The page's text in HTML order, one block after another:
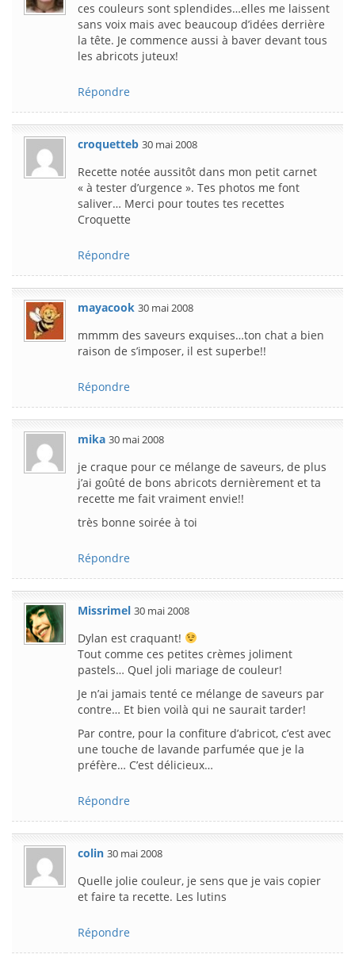
ces couleurs sont splendides…elles me laissent
sans voix mais avec beaucoup d’idées derrière
la tête. Je commence aussi à baver devant tous
les abricots juteux!
Répondre
croquetteb 30 mai 2008
Recette notée aussitôt dans mon petit carnet
« à tester d’urgence ». Tes photos me font
saliver… Merci pour toutes tes recettes
Croquette
Répondre
mayacook 30 mai 2008
mmmm des saveurs exquises…ton chat a bien
raison de s’imposer, il est superbe!!
Répondre
mika 30 mai 2008
je craque pour ce mélange de saveurs, de plus
j’ai goûté de bons abricots dernièrement et ta
recette me fait vraiment envie!!
très bonne soirée à toi
Répondre
Missrimel 30 mai 2008
Dylan est craquant!
Tout comme ces petites crèmes joliment
pastels… Quel joli mariage de couleur!
Je n’ai jamais tenté ce mélange de saveurs par
contre… Et bien voilà qui ne saurait tarder!
Par contre, pour la confiture d’abricot, c’est avec
une touche de lavande parfumée que je la
préfère… C’est délicieux…
Répondre
colin 30 mai 2008
Quelle jolie couleur, je sens que je vais copier
et faire ta recette. Les lutins
Répondre